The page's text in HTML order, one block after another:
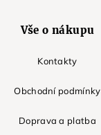
Vše o nákupu
Kontakty
Obchodní podmínky
Doprava a platba